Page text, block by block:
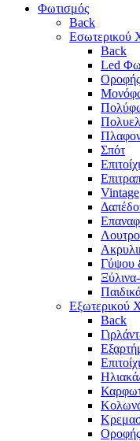
Φωτισμός
Back
Εσωτερικού
Back
Led
Οροφής
Σπότ
Vintage
Γύψου
Εξωτερικού
Back